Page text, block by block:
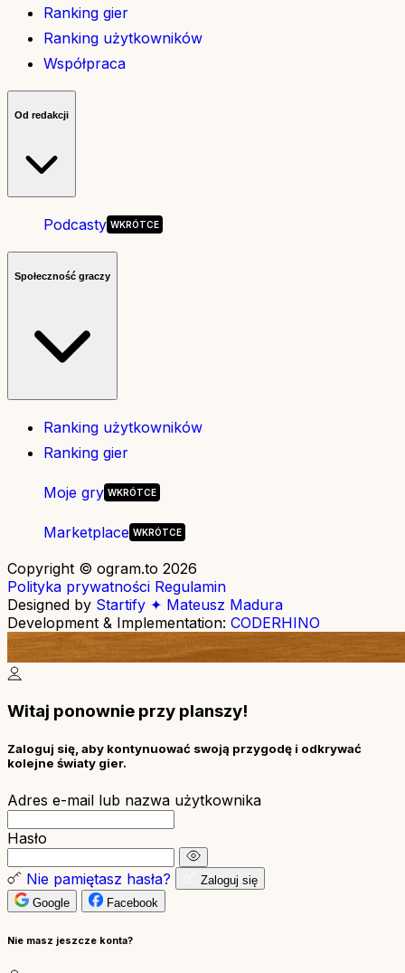
Ranking gier
Ranking użytkowników
Współpraca
Od redakcji
Podcasty
Społeczność graczy
Ranking użytkowników
Ranking gier
Moje gry
Marketplace
Copyright © ogram.to 2026
Polityka prywatności Regulamin
Designed by Startify ✦ Mateusz Madura
Development & Implementation: CODERHINO
Witaj ponownie przy planszy!
Zaloguj się, aby kontynuować swoją przygodę i odkrywać
kolejne światy gier.
Adres e-mail lub nazwa użytkownika
Hasło
Nie pamiętasz hasła?
Zaloguj się
Google
Facebook
Nie masz jeszcze konta?